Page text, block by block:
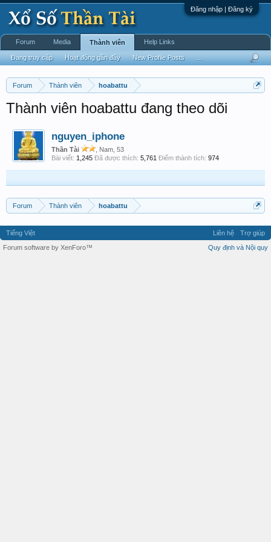
Đăng nhập | Đăng ký
Forum Thành viên hoabattu
Thành viên hoabattu đang theo dõi
nguyen_iphone
Thần Tài
, Nam, 53
Bài viết: 1,245 Đã được thích: 5,761 Điểm thành tích: 974
Forum Thành viên hoabattu
Forum Media Thành viên
Đang truy cập Hoạt động gần đây New Profile Posts
Help Links
Tiếng Việt Liên hệ
Trợ giúp
Quy định và Nội quy
Forum software by XenForo™